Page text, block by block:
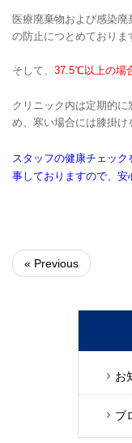
医療廃棄物および感染
の防止につとめておりま
そして、 37.5℃以上の場
クリニック内は定期的
め、寒い場合には膝掛け
スタッフの健康チェッ
事しておりますので、安
« Previous
お
ブ